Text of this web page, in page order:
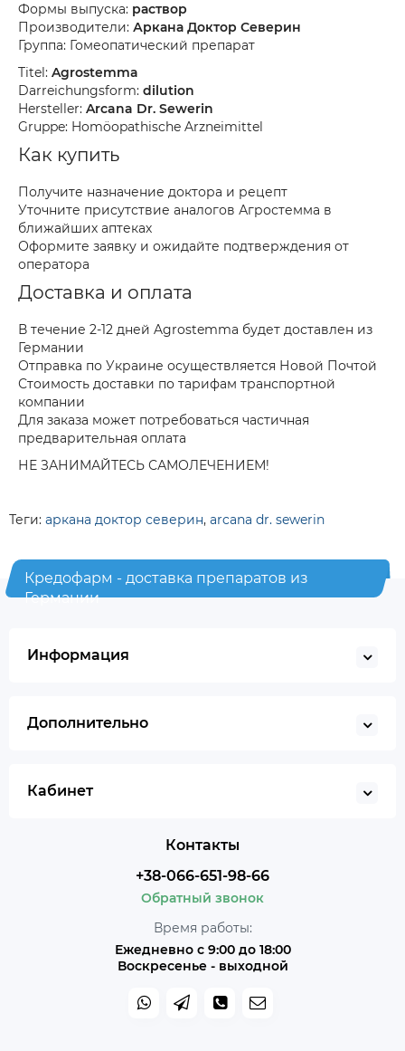
Формы выпуска: раствор
Производители: Аркана Доктор Северин
Группа: Гомеопатический препарат
Titel: Agrostemma
Darreichungsform: dilution
Hersteller: Arcana Dr. Sewerin
Gruppe: Homöopathische Arzneimittel
Как купить
Получите назначение доктора и рецепт
Уточните присутствие аналогов Агростемма в
ближайших аптеках
Оформите заявку и ожидайте подтверждения от
оператора
Доставка и оплата
В течение 2-12 дней Agrostemma будет доставлен из
Германии
Отправка по Украине осуществляется Новой Почтой
Стоимость доставки по тарифам транспортной
компании
Для заказа может потребоваться частичная
предварительная оплата
НЕ ЗАНИМАЙТЕСЬ САМОЛЕЧЕНИЕМ!
Теги: аркана доктор северин, arcana dr. sewerin
Кредофарм - доставка препаратов из
Германии
Информация
Дополнительно
Кабинет
Контакты
+38-066-651-98-66
Обратный звонок
Время работы:
Ежедневно с 9:00 до 18:00
Воскресенье - выходной